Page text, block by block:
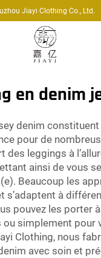
Jiayi Clothing Co., Ltd.
en denim
denim
pour de
des leggings à
ainsi de vous
Beaucoup les
s’adaptent à
pouvez les porter à
simplement pour
Clothing, nous
avec soin et